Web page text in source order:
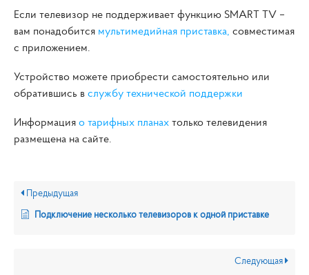
Если телевизор не поддерживает функцию SMART TV –
вам понадобится мультимедийная приставка, совместимая
с приложением.
Устройство можете приобрести самостоятельно или
обратившись в службу технической поддержки
Информация о тарифных планах только телевидения
размещена на сайте.
Предыдущая
Подключение несколько телевизоров к одной приставке
Следующая